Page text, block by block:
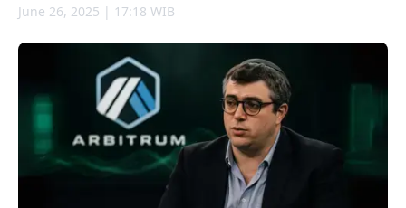
June 26, 2025 | 17:18 WIB